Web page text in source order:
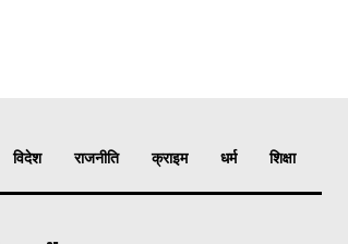
विदेश राजनीति क्राइम धर्म शिक्षा